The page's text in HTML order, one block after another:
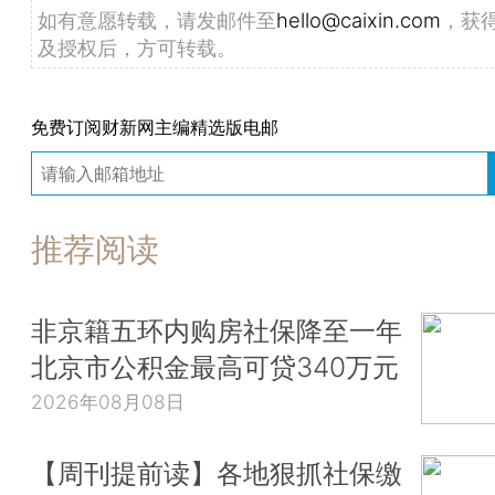
如有意愿转载，请发邮件至hello@caixin.com ，获
及授权后，方可转载。
免费订阅财新网主编精选版电邮
推荐阅读
非京籍五环内购房社保降至一年
北京市公积金最高可贷340万元
2026年08月08日
【周刊提前读】各地狠抓社保缴